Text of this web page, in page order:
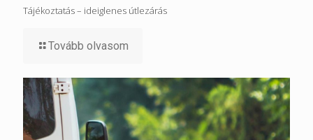
Tájékoztatás – ideiglenes útlezárás
Tovább olvasom